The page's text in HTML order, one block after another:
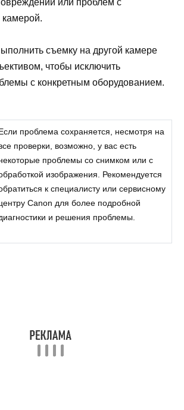
или проблем с
камерой.
съемку на другой камере
чтобы исключить
с конкретным оборудованием.
проблема сохраняется, несмотря на
проверки, возможно, у вас есть
проблемы со снимком или с
изображения. Рекомендуется
к специалисту или сервисному
Canon для более подробной
и решения проблемы.